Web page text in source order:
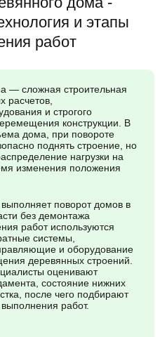
и этапы
работ
— сложная строительная
расчетов,
и строгого
конструкции. В
дома, при повороте
поднять строение, но
нагрузки на
изменения положения
поворот домов в
без демонтажа
работ используются
системы,
и оборудование
деревянных строений.
оценивают
состояние нижних
после чего подбирают
работ.